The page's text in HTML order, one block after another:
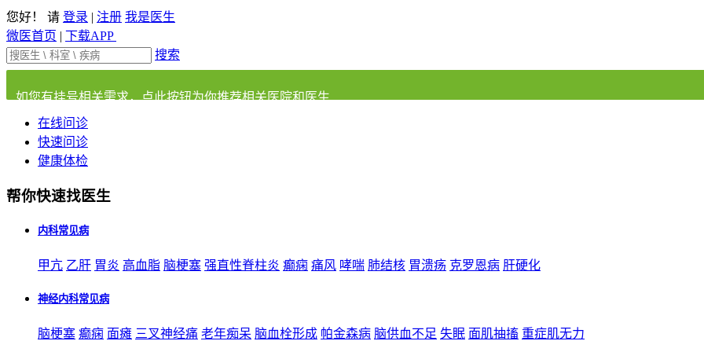
您好！ 请 登录 | 注册 我是医生
微医首页 | 下载APP
搜索
如您有挂号相关需求，点此按钮为你推荐相关医院和医生
在线问诊
快速问诊
健康体检
帮你快速找医生
内科常见病
甲亢 乙肝 胃炎 高血脂 脑梗塞 强直性脊柱炎 癫痫 痛风 哮喘 肺结核 胃溃疡 克罗恩病 肝硬化
神经内科常见病
脑梗塞 癫痫 面瘫 三叉神经痛 老年痴呆 脑血栓形成 帕金森病 脑供血不足 失眠 面肌抽搐 重症肌无力